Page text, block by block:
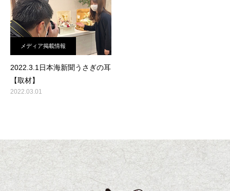
メディア掲載情報
2022.3.1日本海新聞うさぎの耳
【取材】
2022.03.01